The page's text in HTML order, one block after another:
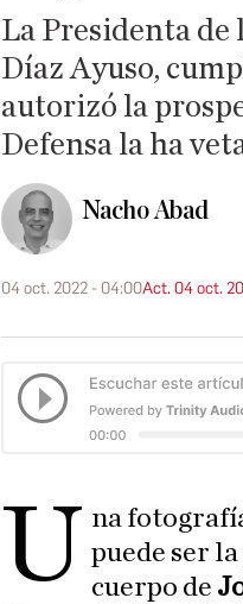
La Presidenta
Díaz Ayuso,
autorizó la
Defensa la ha
Nacho Abad
04 oct. 2022 - 04:00Act. 04 oct.
U na
puede ser
cuerpo de